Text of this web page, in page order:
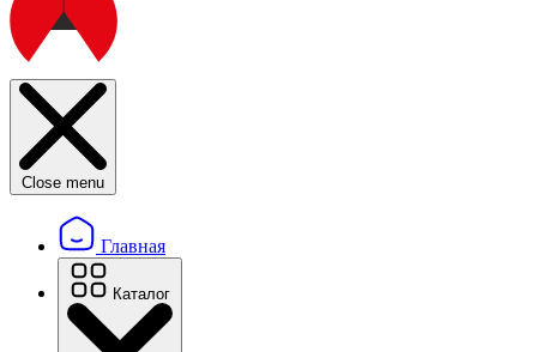
Close menu
Главная
Каталог